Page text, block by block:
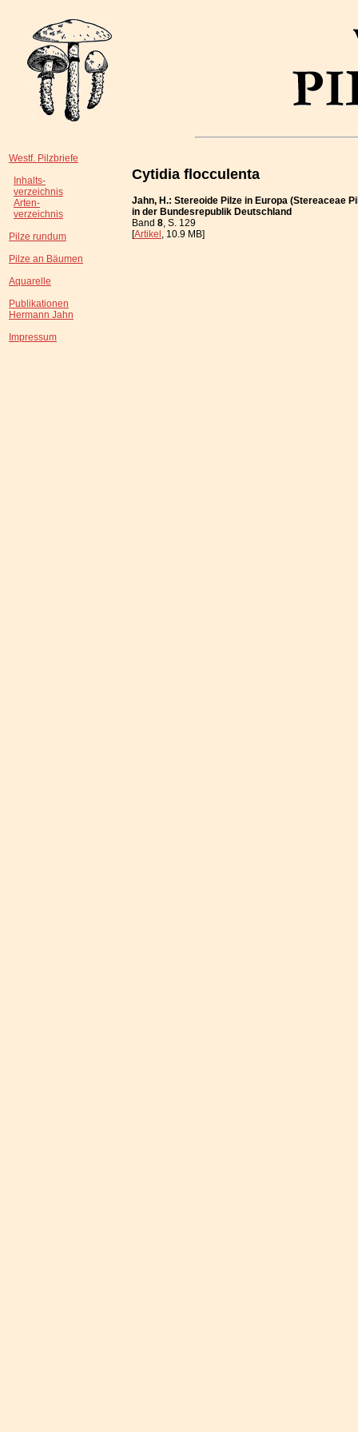
Westf. Pilzbriefe
Inhalts-
verzeichnis
Arten-
verzeichnis
Pilze rundum
Pilze an Bäumen
Aquarelle
Publikationen
Hermann Jahn
Impressum
Cytidia flocculenta
Jahn, H.: Stereoide Pilze in Europa (Stereaceae
in der Bundesrepublik Deutschland
Band 8, S. 129
[Artikel, 10.9 MB]